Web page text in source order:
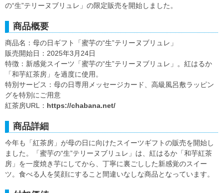
の“生”テリーヌブリュレ」の限定販売を開始しました。
商品概要
商品名：母の日ギフト「蜜芋の“生”テリーヌブリュレ」
販売開始日：2025年3月24日
特徴：新感覚スイーツ「蜜芋の“生”テリーヌブリュレ」。紅はるか
「和芋紅茶房」を過度に使用。
特別サービス：母の日専用メッセージカード、高級風呂敷ラッピン
グを特別にご用意
紅茶房URL： https://chabana.net/
商品詳細
今年も「紅茶房」が母の日に向けたスイーツギフトの販売を開始し
ました。「蜜芋の“生”テリーヌブリュレ」は、紅はるか「和芋紅茶
房」を一度焼き芋にしてから、丁寧に裏ごしした新感覚のスイー
ツ。食べる人を笑顔にすること間違いなしな商品となっています。